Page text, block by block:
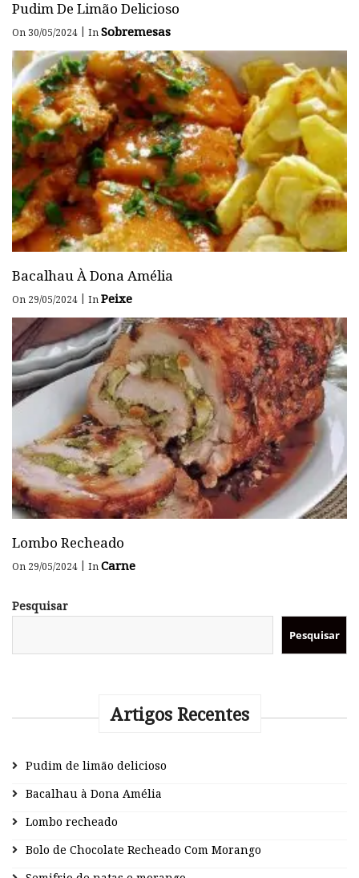
Pudim De Limão Delicioso
On 30/05/2024 | InSobremesas
Bacalhau À Dona Amélia
On 29/05/2024 | InPeixe
Lombo Recheado
On 29/05/2024 | InCarne
Pesquisar
Pesquisar
Artigos Recentes
Pudim de limão delicioso
Bacalhau à Dona Amélia
Lombo recheado
Bolo de Chocolate Recheado Com Morango